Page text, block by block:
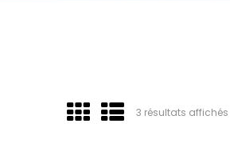
3 résultats affichés